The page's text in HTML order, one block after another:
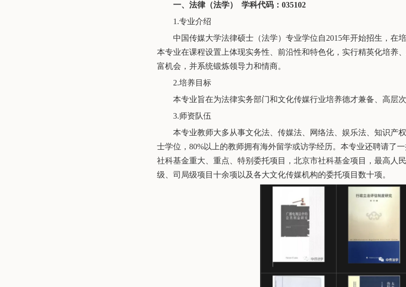
一、法律（法学） 学科代码：035102
1.专业介绍
中国传媒大学法律硕士（法学）专业学位自2015年开始招生，在
本专业在课程设置上体现实务性、前沿性和特色化，实行精英化培养
富机会，并系统锻炼领导力和情商。
2.培养目标
本专业旨在为法律实务部门和文化传媒行业培养德才兼备、高层
3.师资队伍
本专业教师大多从事文化法、传媒法、网络法、娱乐法、知识产
士学位，80%以上的教师拥有海外留学或访学经历。本专业还聘请了
社科基金重大、重点、特别委托项目，北京市社科基金项目，最高人
级、司局级项目十余项以及各大文化传媒机构的委托项目数十项。